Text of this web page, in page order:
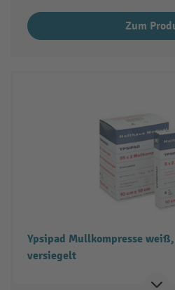
Zum
Ypsipad Mullkompresse
versiegelt